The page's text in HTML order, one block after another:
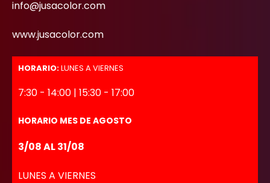
info@jusacolor.com
www.jusacolor.com
HORARIO:LUNES A VIERNES
7:30 - 14:00 | 15:30 - 17:00
HORARIO MES DE AGOSTO
3/08 AL 31/08
LUNES A VIERNES